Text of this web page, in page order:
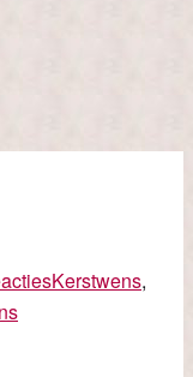
Kerstwens,